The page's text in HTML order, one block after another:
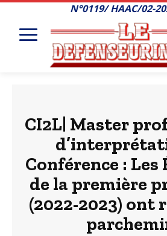
N°0119/ HAAC/02-
CI2L| Master
Conférence :
de la première
(2022-2023) ont